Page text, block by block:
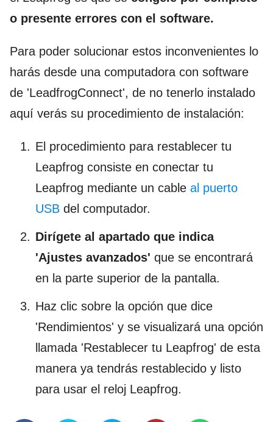
o presente errores con el software.
Para poder solucionar estos inconvenientes lo
harás desde una computadora con software
de 'LeadfrogConnect', de no tenerlo instalado
aquí verás su procedimiento de instalación:
El procedimiento para restablecer tu
Leapfrog consiste en conectar tu
Leapfrog mediante un cable al puerto
USB del computador.
Dirígete al apartado que indica
'Ajustes avanzados' que se encontrará
en la parte superior de la pantalla.
Haz clic sobre la opción que dice
'Rendimientos' y se visualizará una opción
llamada 'Restablecer tu Leapfrog' de esta
manera ya tendrás restablecido y listo
para usar el reloj Leapfrog.